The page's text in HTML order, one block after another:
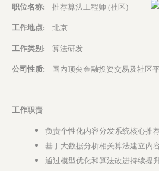
职位名称: 推荐算法工程师 (社区)
工作地点: 北京
工作类别: 算法研发
公司性质: 国内顶尖金融投资交易及社区
工作职责
负责个性化内容分发系统核心推
基于大数据分析相关算法建立内
通过模型优化和算法改进持续提